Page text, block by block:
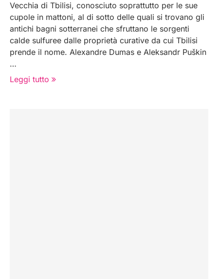
Vecchia di Tbilisi, conosciuto soprattutto per le sue
cupole in mattoni, al di sotto delle quali si trovano gli
antichi bagni sotterranei che sfruttano le sorgenti
calde sulfuree dalle proprietà curative da cui Tbilisi
prende il nome. Alexandre Dumas e Aleksandr Puškin
…
Leggi tutto